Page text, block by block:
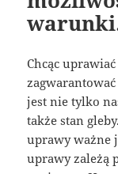
Chcąc
jest nie tylko
także stan
uprawy ważne
uprawy zależą